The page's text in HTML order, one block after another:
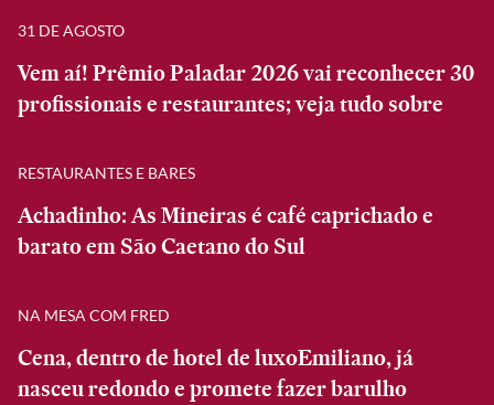
31 DE AGOSTO
Vem aí! Prêmio Paladar 2026 vai reconhecer 30
profissionais e restaurantes; veja tudo sobre
RESTAURANTES E BARES
Achadinho: As Mineiras é café caprichado e
barato em São Caetano do Sul
NA MESA COM FRED
Cena, dentro de hotel de luxoEmiliano, já
nasceu redondo e promete fazer barulho